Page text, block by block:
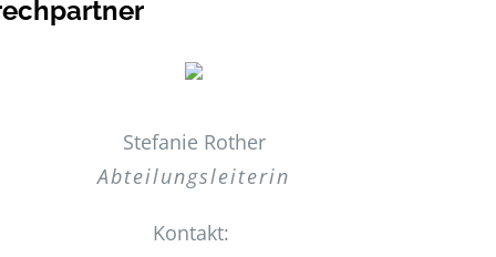
Stefanie Rother
Abteilungsleiterin
Kontakt: